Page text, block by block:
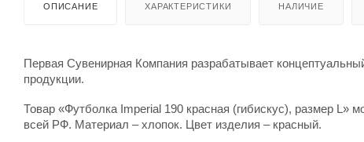
ОПИСАНИЕ ХАРАКТЕРИСТИКИ НАЛИЧИЕ
Первая Сувенирная Компания разрабатывает
продукции.
Товар «Футболка Imperial 190 красная (гибискус), размер L»
всей РФ. Материал – хлопок. Цвет изделия – красный.